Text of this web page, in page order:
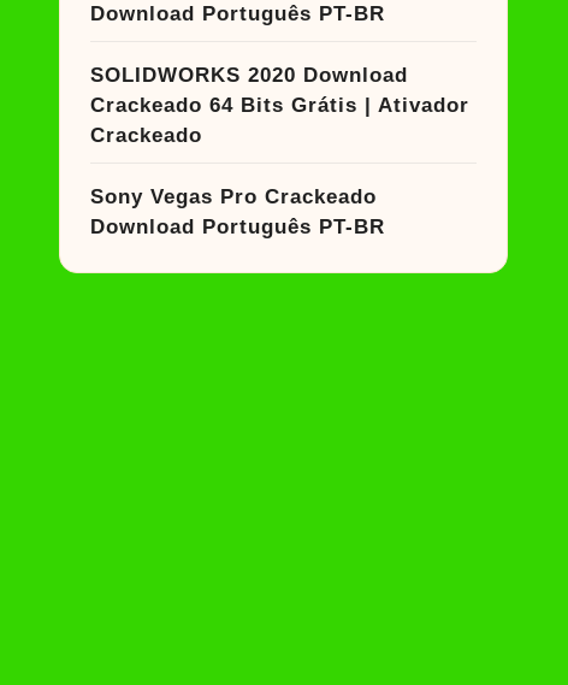
Download Português PT-BR
SOLIDWORKS 2020 Download
Crackeado 64 Bits Grátis | Ativador
Crackeado
Sony Vegas Pro Crackeado
Download Português PT-BR